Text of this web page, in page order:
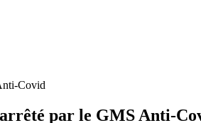
Covid
par le GMS Anti-